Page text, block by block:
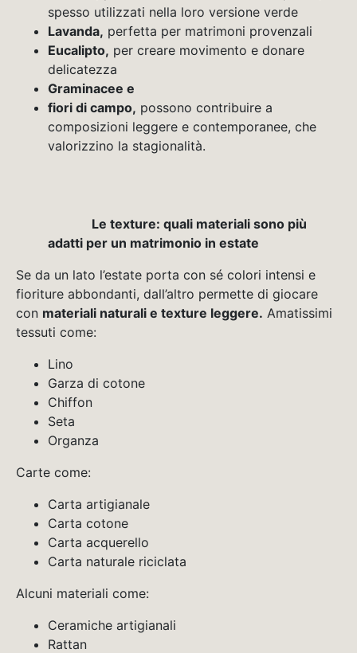
spesso utilizzati nella loro versione verde
Lavanda, perfetta per matrimoni provenzali
Eucalipto, per creare movimento e donare
delicatezza
Graminacee e
fiori di campo, possono contribuire a
composizioni leggere e contemporanee, che
valorizzino la stagionalità.
Le texture: quali materiali sono più
adatti per un matrimonio in estate
Se da un lato l’estate porta con sé colori intensi e
fioriture abbondanti, dall’altro permette di giocare
con materiali naturali e texture leggere. Amatissimi
tessuti come:
Lino
Garza di cotone
Chiffon
Seta
Organza
Carte come:
Carta artigianale
Carta cotone
Carta acquerello
Carta naturale riciclata
Alcuni materiali come:
Ceramiche artigianali
Rattan